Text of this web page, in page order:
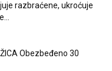
razbraćene, ukroćuje
Obezbeđeno 30